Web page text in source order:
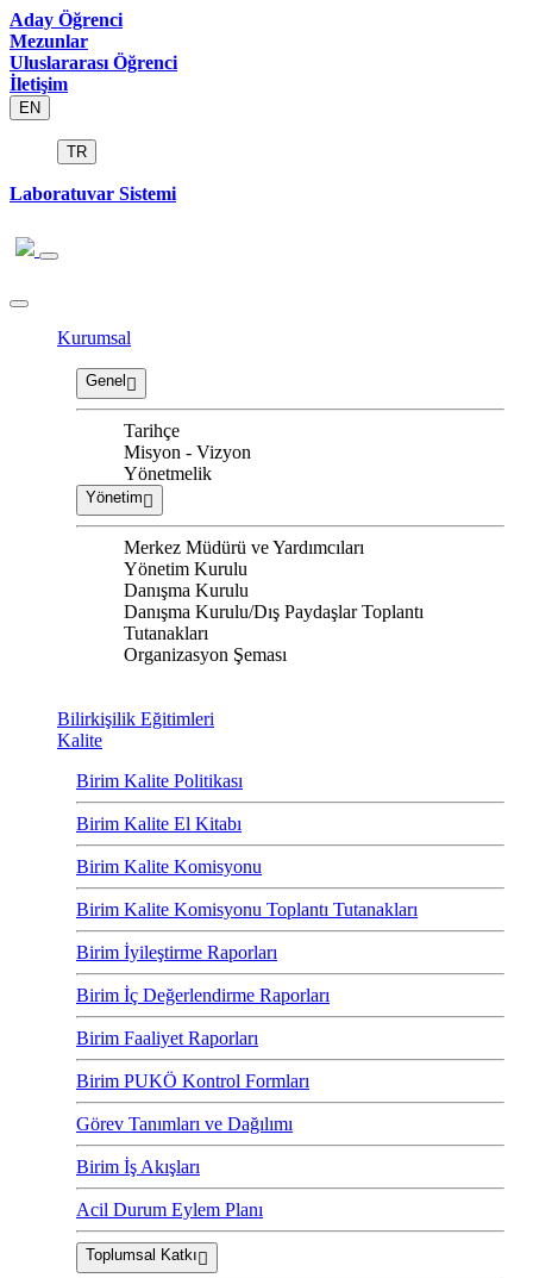
Aday Öğrenci
Mezunlar
Uluslararası Öğrenci
İletişim
EN
TR
Laboratuvar Sistemi
Kurumsal
Genel
Tarihçe
Misyon - Vizyon
Yönetmelik
Yönetim
Merkez Müdürü ve Yardımcıları
Yönetim Kurulu
Danışma Kurulu
Danışma Kurulu/Dış Paydaşlar Toplantı
Tutanakları
Organizasyon Şeması
Bilirkişilik Eğitimleri
Kalite
Birim Kalite Politikası
Birim Kalite El Kitabı
Birim Kalite Komisyonu
Birim Kalite Komisyonu Toplantı Tutanakları
Birim İyileştirme Raporları
Birim İç Değerlendirme Raporları
Birim Faaliyet Raporları
Birim PUKÖ Kontrol Formları
Görev Tanımları ve Dağılımı
Birim İş Akışları
Acil Durum Eylem Planı
Toplumsal Katkı